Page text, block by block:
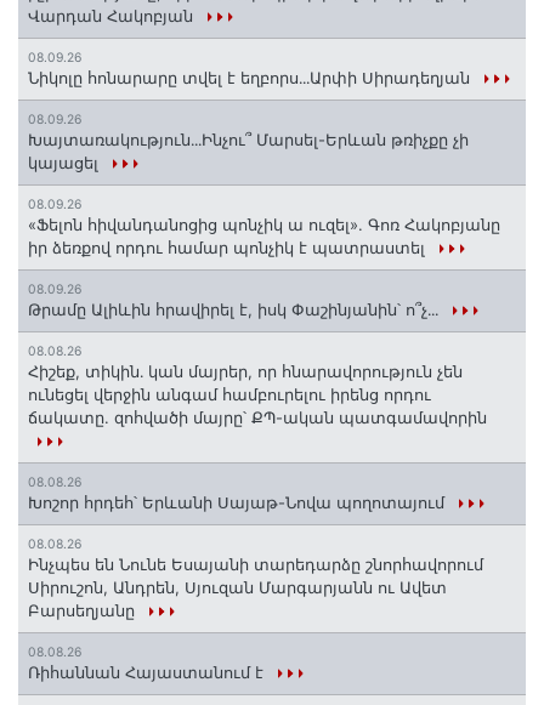
Վարդան Հակոբյան
08.09.26
Նիկոլը հոնարարը տվել է եղբորս․․․Արփի Սիրադեղյան
08.09.26
Խայտառակություն․․․Ինչու՞ Մարսել-Երևան թռիչքը չի
կայացել
08.09.26
«Ֆելոն հիվանդանոցից պոնչիկ ա ուզել». Գոռ Հակոբյանը
իր ձեռքով որդու համար պոնչիկ է պատրաստել
08.09.26
Թրամը Ալիևին հրավիրել է, իսկ Փաշինյանին՝ ո՞չ․․․
08.08.26
Հիշեք, տիկին․ կան մայրեր, որ հնարավորություն չեն
ունեցել վերջին անգամ համբուրելու իրենց որդու
ճակատը. զոհվածի մայրը՝ ՔՊ-ական պատգամավորին
08.08.26
Խոշոր հրդեհ՝ Երևանի Սայաթ-Նովա պողոտայում
08.08.26
Ինչպես են Նունե Եսայանի տարեդարձը շնորհավորում
Սիրուշոն, Անդրեն, Սյուզան Մարգարյանն ու Ավետ
Բարսեղյանը
08.08.26
Ռիհաննան Հայաստանում է